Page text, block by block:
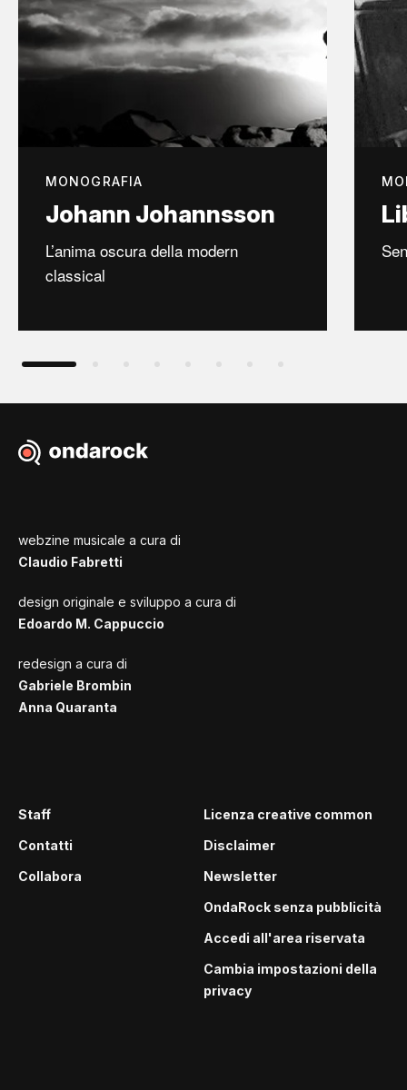
MONOGRAFIA
Johann Johannsson
L’anima oscura della modern
classical
webzine musicale a cura di
Claudio Fabretti
design originale e sviluppo a cura di
Edoardo M. Cappuccio
redesign a cura di
Gabriele Brombin
Anna Quaranta
Staff
Contatti
Collabora
Licenza creative common
Disclaimer
Newsletter
OndaRock senza pubblicità
Accedi all'area riservata
Cambia impostazioni della
privacy